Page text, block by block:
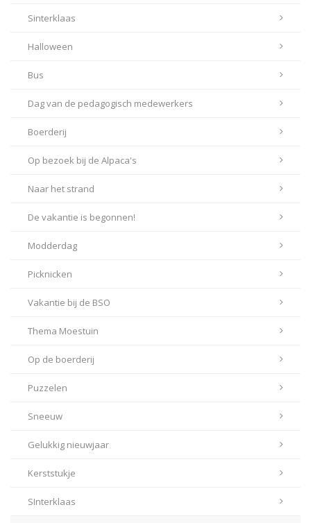
Sinterklaas
Halloween
Bus
Dag van de pedagogisch medewerkers
Boerderij
Op bezoek bij de Alpaca's
Naar het strand
De vakantie is begonnen!
Modderdag
Picknicken
Vakantie bij de BSO
Thema Moestuin
Op de boerderij
Puzzelen
Sneeuw
Gelukkig nieuwjaar
Kerststukje
SInterklaas